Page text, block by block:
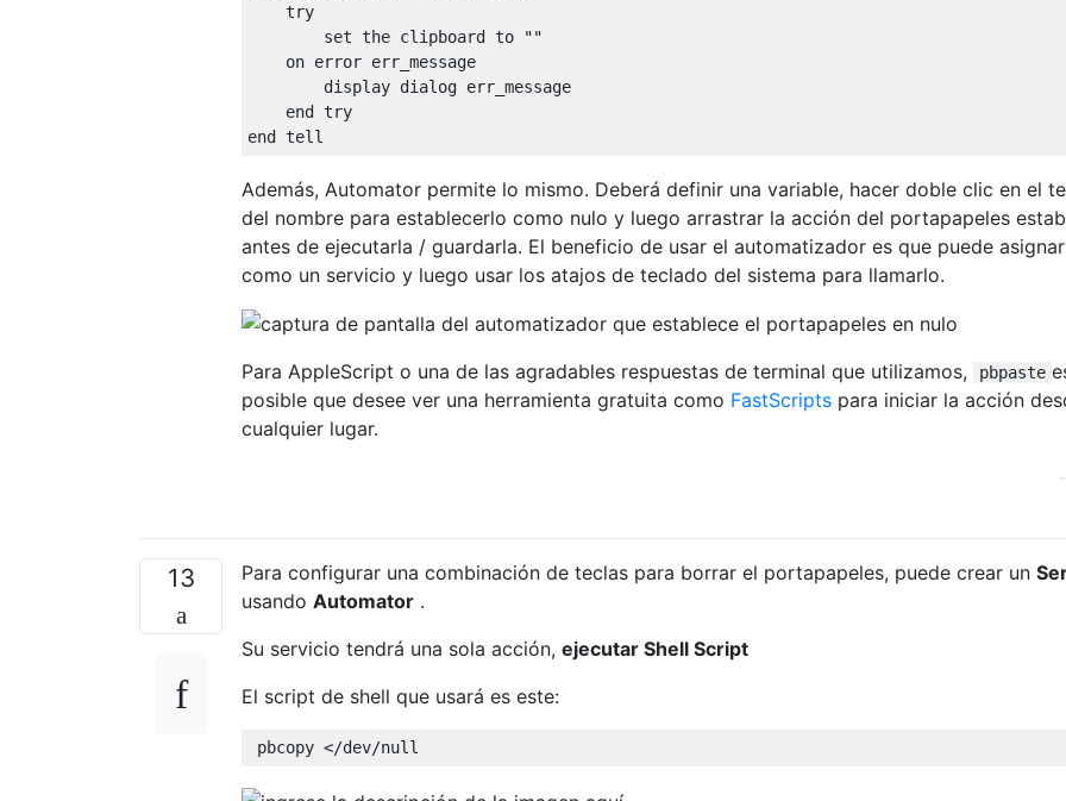
    try
        set the clipboard to ""
    on error err_message
        display dialog err_message
    end try
Además, Automator permite lo mismo. Deberá definir una variable, hacer doble clic en el
del nombre para establecerlo como nulo y luego arrastrar la acción del portapapeles
antes de ejecutarla / guardarla. El beneficio de usar el automatizador es que puede
como un servicio y luego usar los atajos de teclado del sistema para llamarlo.
Para AppleScript o una de las agradables respuestas de terminal que utilizamos, pbpaste
posible que desee ver una herramienta gratuita como FastScripts para iniciar la acción
cualquier lugar.
13 Para configurar una combinación de teclas para borrar el portapapeles, puede crear un
usando Automator .
Su servicio tendrá una sola acción, ejecutar Shell Script
El script de shell que usará es este: